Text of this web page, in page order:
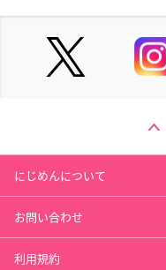
にじめんについて
お問い合わせ
利用規約